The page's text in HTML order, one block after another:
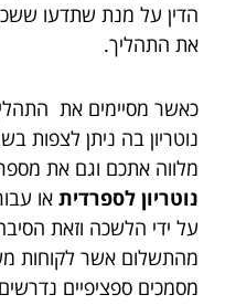
הדין על מנת שתדעו
את התהליך.
כאשר מסיימים את
נוטריון בה ניתן לצפות
מלווה אתכם וגם את
נוטריון לספרדית או
על ידי הלשכה וזאת
מהתשלום אשר לקוחות
מסמכים ספציפיים